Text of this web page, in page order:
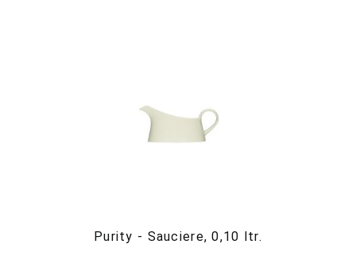
Purity - Sauciere, 0,10 ltr.